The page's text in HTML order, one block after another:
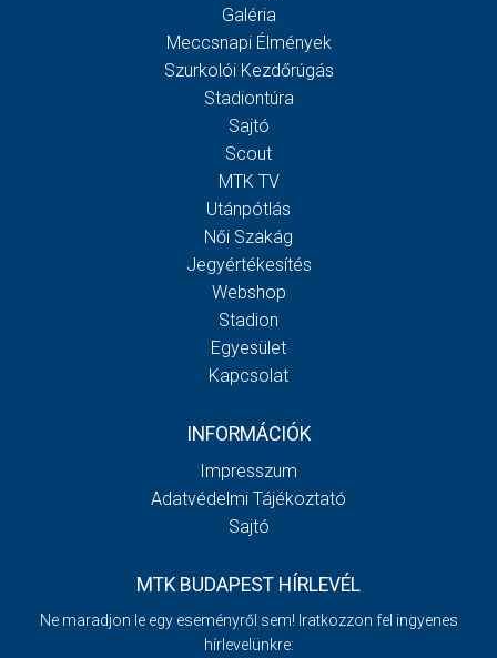
Galéria
Meccsnapi Élmények
Szurkolói Kezdőrúgás
Stadiontúra
Sajtó
Scout
MTK TV
Utánpótlás
Női Szakág
Jegyértékesítés
Webshop
Stadion
Egyesület
Kapcsolat
INFORMÁCIÓK
Impresszum
Adatvédelmi Tájékoztató
Sajtó
MTK BUDAPEST HÍRLEVÉL
Ne maradjon le egy eseményről sem! Iratkozzon fel ingyenes
hírlevelünkre: